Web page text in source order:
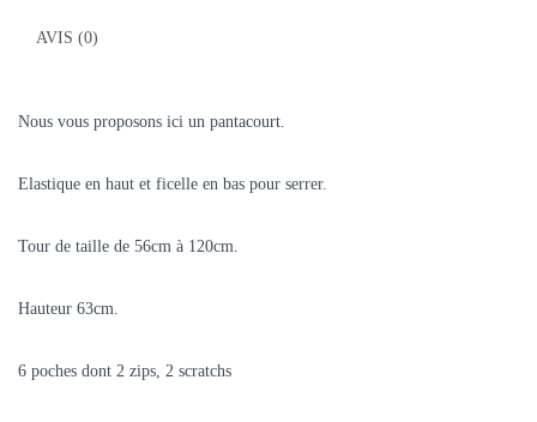
AVIS (0)
Nous vous proposons ici un pantacourt.
Elastique en haut et ficelle en bas pour serrer.
Tour de taille de 56cm à 120cm.
Hauteur 63cm.
6 poches dont 2 zips, 2 scratchs